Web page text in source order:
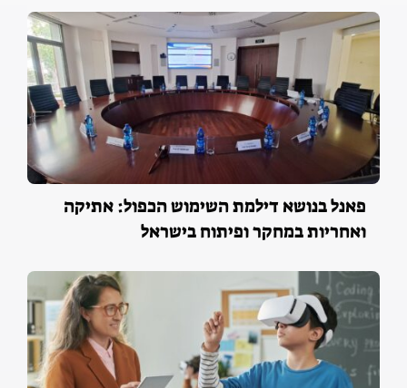
פאנל בנושא דילמת השימוש הכפול: אתיקה
ואחריות במחקר ופיתוח בישראל